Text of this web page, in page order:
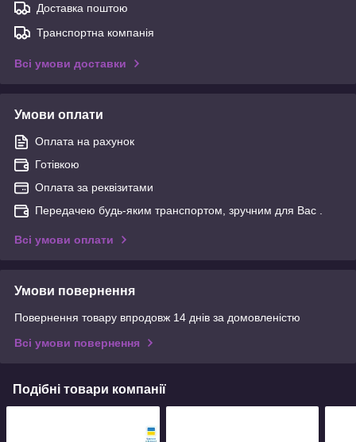
Доставка поштою
Транспортна компанія
Всі умови доставки
Умови оплати
Оплата на рахунок
Готівкою
Оплата за реквізитами
Передачею будь-яким транспортом, зручним для Вас .
Всі умови оплати
Умови повернення
Повернення товару впродовж 14 днів за домовленістю
Всі умови повернення
Подібні товари компанії